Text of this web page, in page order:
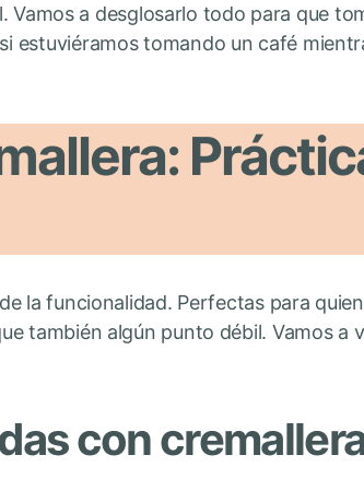
Vamos a desglosarlo todo para que
estuviéramos tomando un café
la funcionalidad. Perfectas para
también algún punto débil. Vamos a
con